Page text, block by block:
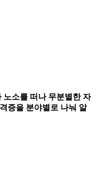
노소를 떠나 무분별한 자
증을 분야별로 나눠 알